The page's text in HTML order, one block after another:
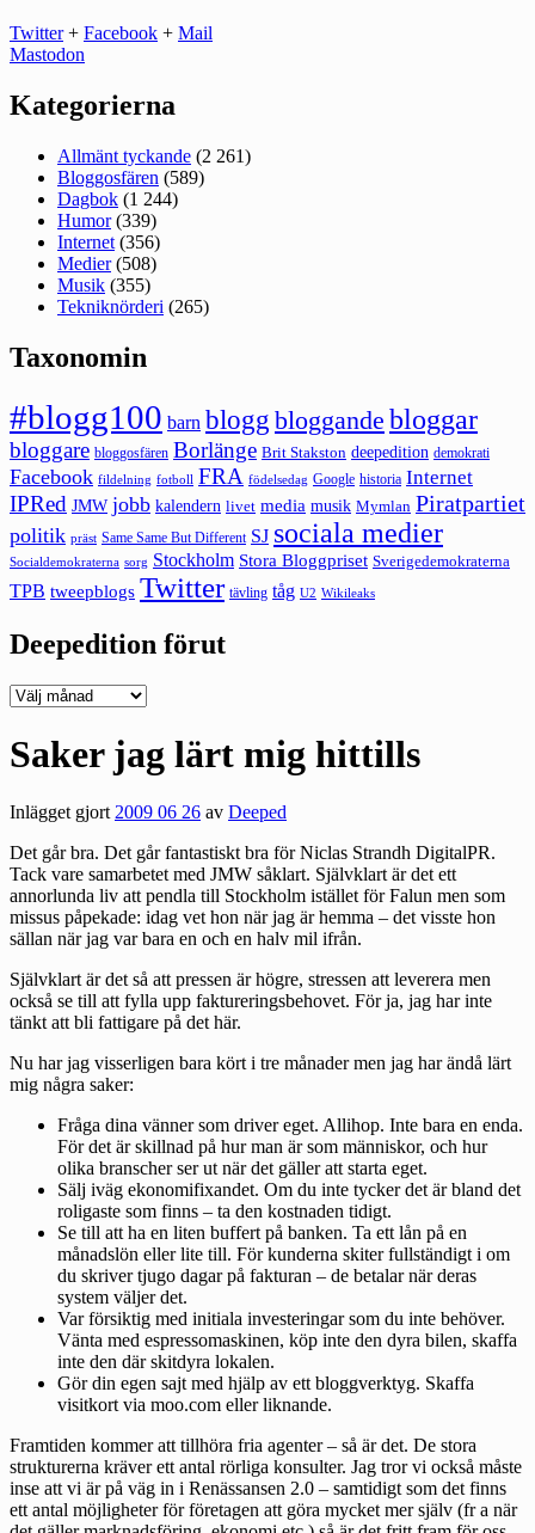
Twitter+ Facebook + Mail
Mastodon
Kategorierna
Allmänt tyckande (2 261)
Bloggosfären (589)
Dagbok (1 244)
Humor(339)
Internet (356)
Medier(508)
Musik (355)
Tekniknörderi (265)
Taxonomin
#blogg100 barn blogg bloggande bloggar
bloggare bloggosfären Borlänge Brit Stakston deepedition demokrati
Facebook fildelning fotboll FRA födelsedag Google historia Internet
IPRed JMW jobb kalendern livet media musik Mymlan Piratpartiet
politik präst Same Same But Different SJ sociala medier
Socialdemokraterna sorg Stockholm Stora Bloggpriset Sverigedemokraterna
TPB tweepblogs Twitter tävling tåg U2 Wikileaks
Deepedition förut
Deepedition
Saker jag lärt mig hittills
Inlägget gjort2009 06 26 av Deeped
Det går bra. Det går fantastiskt bra för Niclas Strandh DigitalPR.
Tack vare samarbetet med JMW såklart. Självklart är det ett
annorlunda liv att pendla till Stockholm istället för Falun men som
missus påpekade: idag vet hon när jag är hemma – det visste hon
sällan när jag var bara en och en halv mil ifrån.
Självklart är det så att pressen är högre, stressen att leverera men
också se till att fylla upp faktureringsbehovet. För ja, jag har inte
tänkt att bli fattigare på det här.
Nu har jag visserligen bara kört i tre månader men jag har ändå lärt
mig några saker:
Fråga dina vänner som driver eget. Allihop. Inte bara en enda.
För det är skillnad på hur man är som människor, och hur
olika branscher ser ut när det gäller att starta eget.
Sälj iväg ekonomifixandet. Om du inte tycker det är bland det
roligaste som finns – ta den kostnaden tidigt.
Se till att ha en liten buffert på banken. Ta ett lån på en
månadslön eller lite till. För kunderna skiter fullständigt i om
du skriver tjugo dagar på fakturan – de betalar när deras
system väljer det.
Var försiktig med initiala investeringar som du inte behöver.
Vänta med espressomaskinen, köp inte den dyra bilen, skaffa
inte den där skitdyra lokalen.
Gör din egen sajt med hjälp av ett bloggverktyg. Skaffa
visitkort via moo.com eller liknande.
Framtiden kommer att tillhöra fria agenter – så är det. De stora
strukturerna kräver ett antal rörliga konsulter. Jag tror vi också måste
inse att vi är på väg in i Renässansen 2.0 – samtidigt som det finns
ett antal möjligheter för företagen att göra mycket mer själv (fr a när